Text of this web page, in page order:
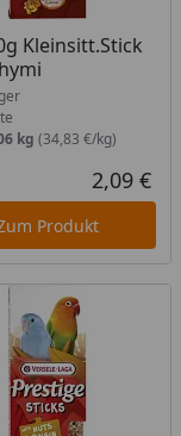
Kleinsitt.Stick
am Lager
kg (34,83 €/kg)
2,09 €
Produkt